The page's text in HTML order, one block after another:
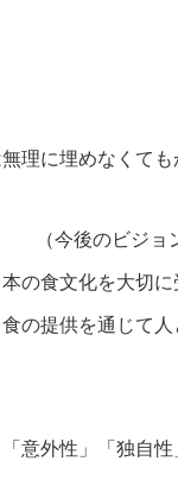
理に埋めなくても
（今後のビジョ
の食文化を大切
の提供を通じて
意外性」「独自